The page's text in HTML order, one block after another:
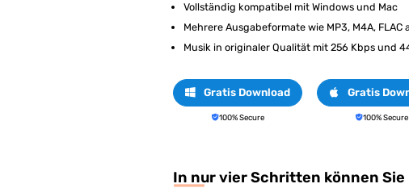
Vollständig kompatibel mit Windows und Mac
Mehrere Ausgabeformate wie MP3, M4A, FLAC
Musik in originaler Qualität mit 256 Kbps und
Gratis Download
100% Secure
Gratis
100% Secure
In nur vier Schritten können